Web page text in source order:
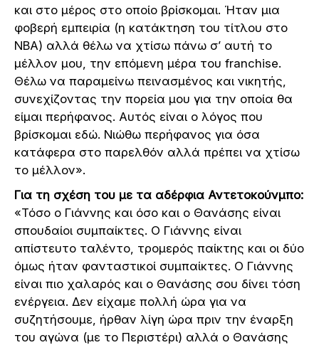
και στο μέρος στο οποίο βρίσκομαι. Ήταν μια
φοβερή εμπειρία (η κατάκτηση του τίτλου στο
ΝΒΑ) αλλά θέλω να χτίσω πάνω σ’ αυτή το
μέλλον μου, την επόμενη μέρα του franchise.
Θέλω να παραμείνω πεινασμένος και νικητής,
συνεχίζοντας την πορεία μου για την οποία θα
είμαι περήφανος. Αυτός είναι ο λόγος που
βρίσκομαι εδώ. Νιώθω περήφανος για όσα
κατάφερα στο παρελθόν αλλά πρέπει να χτίσω
το μέλλον».
Για τη σχέση του με τα αδέρφια Αντετοκούνμπο:
«Τόσο ο Γιάννης και όσο και ο Θανάσης είναι
σπουδαίοι συμπαίκτες. Ο Γιάννης είναι
απίστευτο ταλέντο, τρομερός παίκτης και οι δύο
όμως ήταν φανταστικοί συμπαίκτες. Ο Γιάννης
είναι πιο χαλαρός και ο Θανάσης σου δίνει τόση
ενέργεια. Δεν είχαμε πολλή ώρα για να
συζητήσουμε, ήρθαν λίγη ώρα πριν την έναρξη
του αγώνα (με το Περιστέρι) αλλά ο Θανάσης